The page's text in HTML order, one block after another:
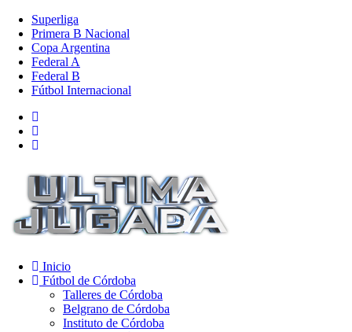
Superliga
Primera B Nacional
Copa Argentina
Federal A
Federal B
Fútbol Internacional
Inicio
Fútbol de Córdoba
Talleres de Córdoba
Belgrano de Córdoba
Instituto de Córdoba